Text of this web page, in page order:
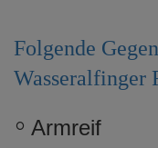
Folgende
Wasseralfinger
Armreif